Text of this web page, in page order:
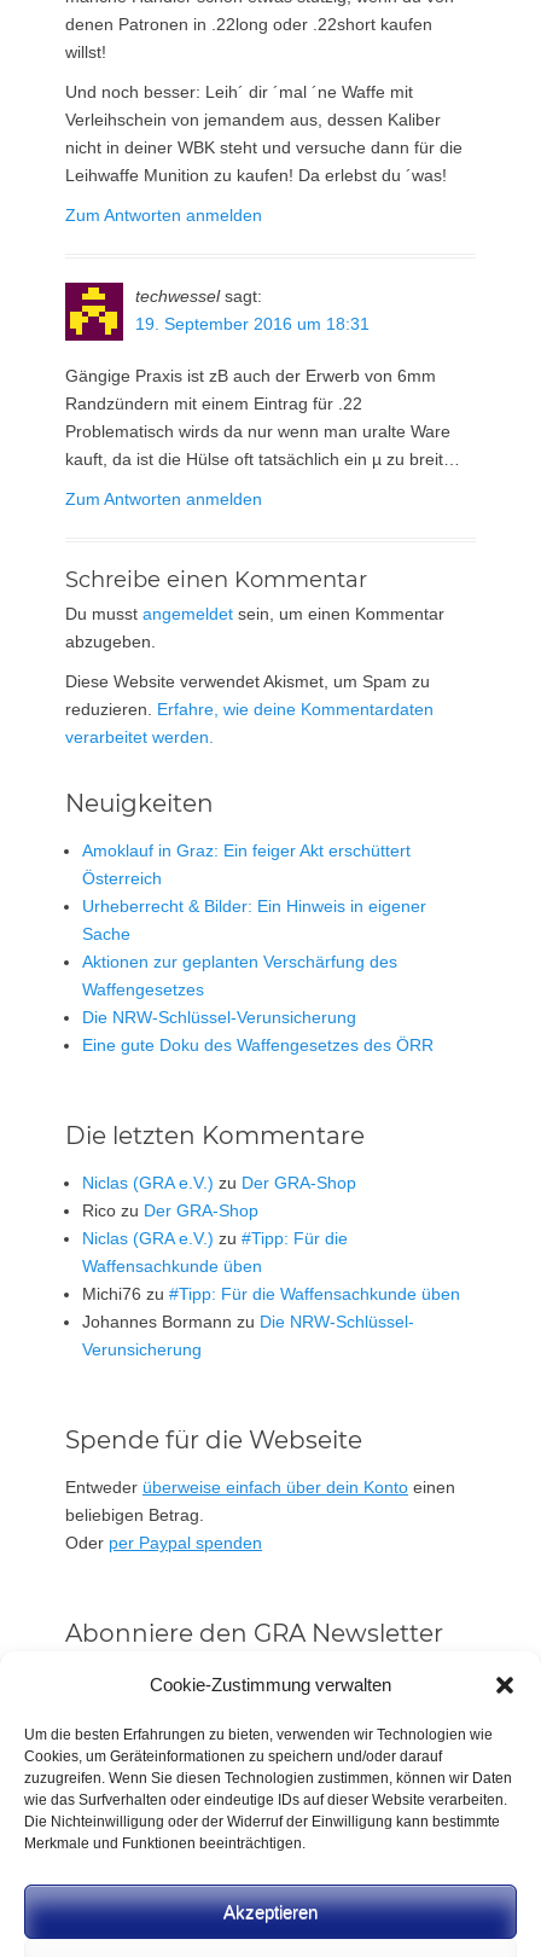
Cookie-Zustimmung verwalten
Um die besten Erfahrungen zu bieten, verwenden wir Technologien wie
Cookies, um Geräteinformationen zu speichern und/oder darauf
zuzugreifen. Wenn Sie diesen Technologien zustimmen, können wir Daten
wie das Surfverhalten oder eindeutige IDs auf dieser Website verarbeiten.
Die Nichteinwilligung oder der Widerruf der Einwilligung kann bestimmte
Merkmale und Funktionen beeinträchtigen.
Akzeptieren
denen Patronen in .22long oder .22short kaufen
willst!
Und noch besser: Leih´ dir ´mal ´ne Waffe mit
Verleihschein von jemandem aus, dessen Kaliber
nicht in deiner WBK steht und versuche dann für die
Leihwaffe Munition zu kaufen! Da erlebst du ´was!
Zum Antworten anmelden
techwessel sagt:
19. September 2016 um 18:31
Gängige Praxis ist zB auch der Erwerb von 6mm
Randzündern mit einem Eintrag für .22
Problematisch wirds da nur wenn man uralte Ware
kauft, da ist die Hülse oft tatsächlich ein µ zu breit…
Zum Antworten anmelden
Schreibe einen Kommentar
Du musst angemeldet sein, um einen Kommentar
abzugeben.
Diese Website verwendet Akismet, um Spam zu
reduzieren. Erfahre, wie deine Kommentardaten
verarbeitet werden.
Neuigkeiten
Amoklauf in Graz: Ein feiger Akt erschüttert
Österreich
Urheberrecht & Bilder: Ein Hinweis in eigener
Sache
Aktionen zur geplanten Verschärfung des
Waffengesetzes
Die NRW-Schlüssel-Verunsicherung
Eine gute Doku des Waffengesetzes des ÖRR
Die letzten Kommentare
Niclas (GRA e.V.) zu Der GRA-Shop
Rico zu Der GRA-Shop
Niclas (GRA e.V.) zu #Tipp: Für die
Waffensachkunde üben
Michi76 zu #Tipp: Für die Waffensachkunde üben
Johannes Bormann zu Die NRW-Schlüssel-
Verunsicherung
Spende für die Webseite
Entweder überweise einfach über dein Konto einen
beliebigen Betrag.
Oder per Paypal spenden
Abonniere den GRA Newsletter
Vorname oder ganzer Name
Email
Alle Neuigkeiten sofort
Datenschutzerklärung.